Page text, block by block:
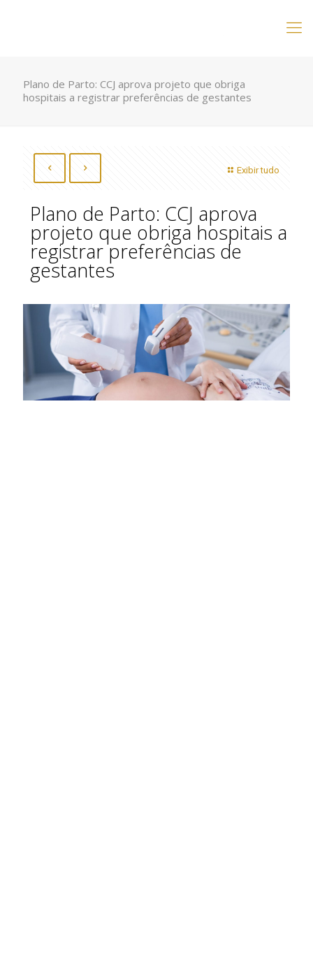
Plano de Parto: CCJ aprova projeto que obriga
hospitais a registrar preferências de gestantes
Exibir tudo
Plano de Parto: CCJ aprova
projeto que obriga hospitais a
registrar preferências de
gestantes